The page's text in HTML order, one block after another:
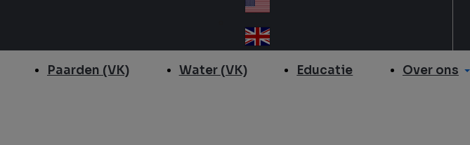
an
d
wa
n
A
Un
ite
Paarden (VK) Water (VK) Educatie Over ons